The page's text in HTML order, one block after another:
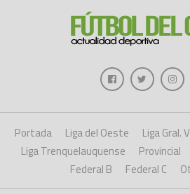
Portada Liga del Oeste Liga Gral.
Liga Trenquelauquense
Provincial
Federal B
Federal C